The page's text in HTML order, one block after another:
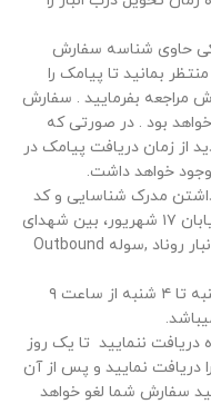
حاوی شناسه سفارش
بمانید تا پیامک را
بفرمایید . سفارش
بود . در صورتی که
از زمان دریافت پیامک در
خواهد داشت.
مدرک شناسایی و کد
پیامک شده به آدرس : تهران، شادآباد، خیابان ١٧ شهریور، بین شهدای
اسلامی و بسیج مستضعفین، پلاک 344 انبار روناد ,سوله Outbound
ساعات کاری انبار جهت تحویل حضوری شنبه تا ۴ شنبه از ساعت ۹
ننمایید تا یک روز
نمایید و پس از آن
سفارش شما لغو خواهد